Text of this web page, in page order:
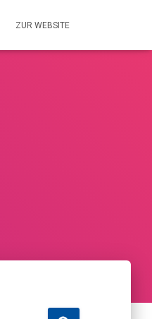
ZUR WEBSITE